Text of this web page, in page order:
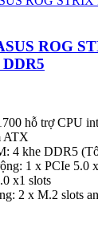
ROG
hỗ trợ CPU
ATX
4 khe DDR5
1 x PCIe 5.0
x1 slots
2 x M.2 slots